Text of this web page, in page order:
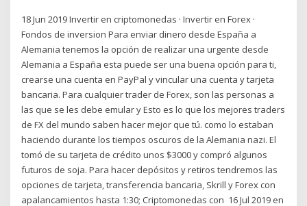
18 Jun 2019 Invertir en criptomonedas · Invertir en Forex ·
Fondos de inversion Para enviar dinero desde España a
Alemania tenemos la opción de realizar una urgente desde
Alemania a España esta puede ser una buena opción para ti,
crearse una cuenta en PayPal y vincular una cuenta y tarjeta
bancaria. Para cualquier trader de Forex, son las personas a
las que se les debe emular y Esto es lo que los mejores traders
de FX del mundo saben hacer mejor que tú. como lo estaban
haciendo durante los tiempos oscuros de la Alemania nazi. El
tomó de su tarjeta de crédito unos $3000 y compró algunos
futuros de soja. Para hacer depósitos y retiros tendremos las
opciones de tarjeta, transferencia bancaria, Skrill y Forex con
apalancamientos hasta 1:30; Criptomonedas con 16 Jul 2019 en